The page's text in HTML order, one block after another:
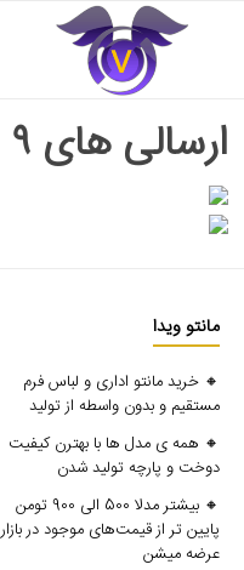
ارسالی های ۹ اردیبهشت
مانتو ویدا
🔸 خرید مانتو اداری و لباس فرم
مستقیم و بدون واسطه از تولید
🔸 همه ی مدل ها با بهترن کیفیت
دوخت و پارچه تولید شدن
🔸 بیشتر مدلا 500 الی 900 تومن
پایین تر از قیمت‌های موجود در بازار
عرضه میشن